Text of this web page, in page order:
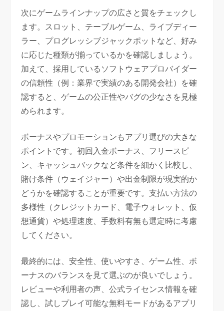
次にゲームラインナップの広さと質をチェックし
ます。スロット、テーブルゲーム、ライブディー
ラー、プログレッシブジャックポットなど、好み
に応じた種類が揃っているかを確認しましょう。
加えて、採用しているソフトウェアプロバイダー
の信頼性（例：業界で実績のある開発会社）を確
認すると、ゲームの公正性やバグの少なさを見極
められます。
ボーナスやプロモーションもアプリ選びの大きな
ポイントです。初回入金ボーナス、フリースピ
ン、キャッシュバックなど条件を細かく比較し、
賭け条件（ウェイジャー）や出金制限が現実的か
どうかを確認することが重要です。支払い方法の
多様性（クレジットカード、電子ウォレット、仮
想通貨）や処理速度、手数料有無も選定時に考慮
してください。
最終的には、安全性、使いやすさ、ゲーム性、ボ
ーナスのバランスを見て選ぶのが良いでしょう。
レビューや利用者の声、公式ライセンス情報を確
認し、試しプレイ可能な無料モードがあるアプリ